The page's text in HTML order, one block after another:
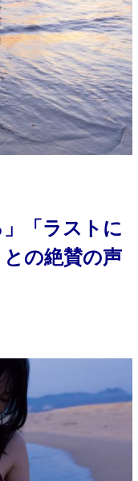
」「ラストに
の絶賛の声